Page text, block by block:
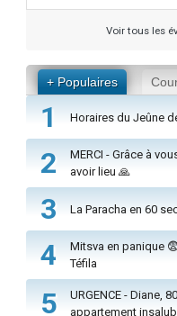
Voir tous les
+ Populaires
1 Horaires du Jeûne
2
MERCI - Grâce à
avoir lieu 🙏
3 La Paracha en 60
4
Mitsva en panique
Téfila
5
URGENCE - Diane,
appartement